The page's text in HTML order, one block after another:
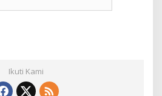
Ikuti Kami